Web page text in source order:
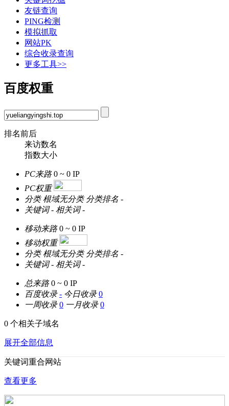
友链查询
PING检测
模拟抓取
网站PK
综合收录查询
更多工具>>
百度权重
排名前后
来访数名
指数大小
PC来路 0 ~ 0 IP
PC权重
分类 根域无分类 分类排名 -
关键词 - 相关词 -
移动来路 0 ~ 0 IP
移动权重
分类 根域无分类 分类排名 -
关键词 - 相关词 -
总来路 0 ~ 0 IP
百度收录 - 今日收录 0
一周收录 0 一月收录 0
0 个相关子域名
展开全部信息
关键词重合网站
查看更多